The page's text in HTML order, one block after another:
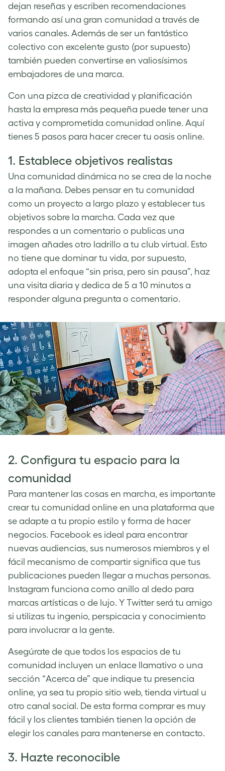
dejan reseñas y escriben recomendaciones
formando así una gran comunidad a través de
varios canales. Además de ser un fantástico
colectivo con excelente gusto (por supuesto)
también pueden convertirse en valiosísimos
embajadores de una marca.
Con una pizca de creatividad y planificación
hasta la empresa más pequeña puede tener una
activa y comprometida comunidad online. Aquí
tienes 5 pasos para hacer crecer tu oasis online.
1. Establece objetivos realistas
Una comunidad dinámica no se crea de la noche
a la mañana. Debes pensar en tu comunidad
como un proyecto a largo plazo y establecer tus
objetivos sobre la marcha. Cada vez que
respondes a un comentario o publicas una
imagen añades otro ladrillo a tu club virtual. Esto
no tiene que dominar tu vida, por supuesto,
adopta el enfoque “sin prisa, pero sin pausa”, haz
una visita diaria y dedica de 5 a 10 minutos a
responder alguna pregunta o comentario.
2. Configura tu espacio para la
comunidad
Para mantener las cosas en marcha, es importante
crear tu comunidad online en una plataforma que
se adapte a tu propio estilo y forma de hacer
negocios. Facebook es ideal para encontrar
nuevas audiencias, sus numerosos miembros y el
fácil mecanismo de compartir significa que tus
publicaciones pueden llegar a muchas personas.
Instagram funciona como anillo al dedo para
marcas artísticas o de lujo. Y Twitter será tu amigo
si utilizas tu ingenio, perspicacia y conocimiento
para involucrar a la gente.
Asegúrate de que todos los espacios de tu
comunidad incluyen un enlace llamativo o una
sección “Acerca de” que indique tu presencia
online, ya sea tu propio sitio web, tienda virtual u
otro canal social. De esta forma comprar es muy
fácil y los clientes también tienen la opción de
elegir los canales para mantenerse en contacto.
3. Hazte reconocible